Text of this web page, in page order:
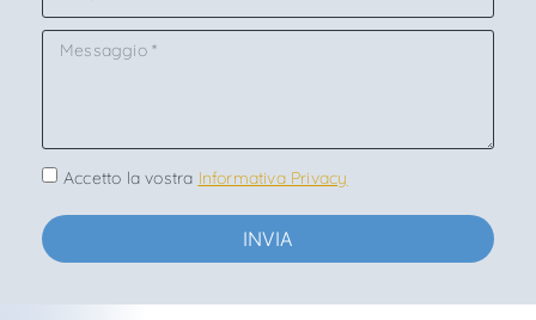
Accetto la vostra Informativa Privacy
INVIA